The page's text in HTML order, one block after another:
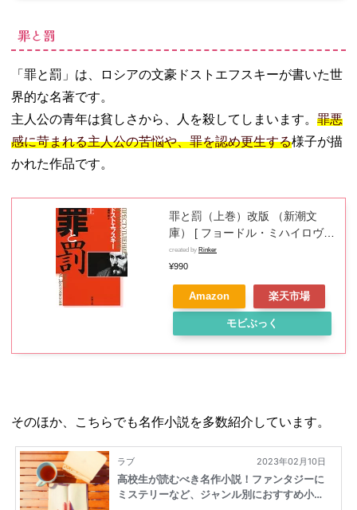
罪と罰
「罪と罰」は、ロシアの文豪ドストエフスキーが書いた世
界的な名著です。
主人公の青年は貧しさから、人を殺してしまいます。 罪悪
感に苛まれる主人公の苦悩や、罪を認め更生する様子が描
かれた作品です。
罪と罰（上巻）改版 （新潮文
庫） [ フョードル・ミハイロヴィ
チ・ドストエフス ]
created by Rinker
¥990
Amazon 楽天市場
モビぶっく
そのほか、こちらでも名作小説を多数紹介しています。